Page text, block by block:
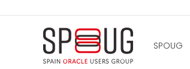
SPOUG